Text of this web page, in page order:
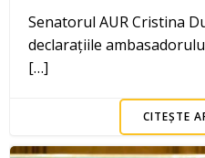
Senatorul AUR Cristina
declarațiile
[…]
CITEȘTE